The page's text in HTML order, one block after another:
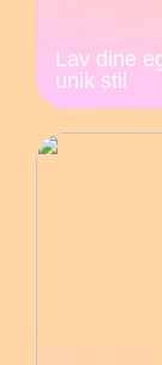
Lav dine
unik stil